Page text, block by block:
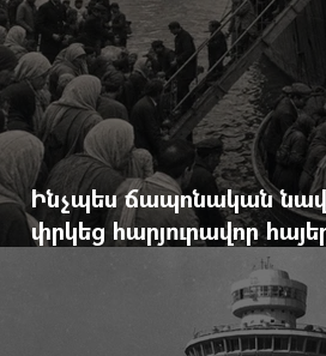
Ինչպես ճապոնական
փրկեց հարյուրավոր
հերոս նավապետի